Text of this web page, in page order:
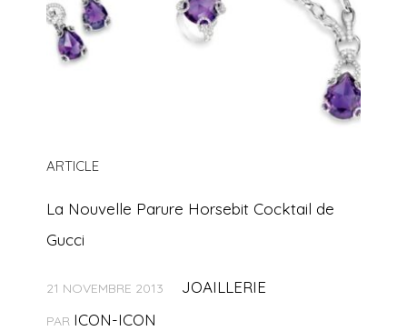
ARTICLE
La Nouvelle Parure Horsebit Cocktail de
Gucci
21 NOVEMBRE 2013 JOAILLERIE
PAR ICON-ICON